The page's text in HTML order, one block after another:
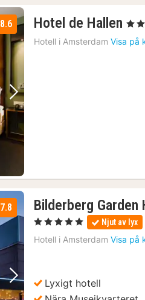
Nästa bild
8.6 Hotel de Hallen 1
, 4
Hotell i Amsterdam Visa på
Nästa bild
7.8 Bilderberg
, 5 Stjärnor Njut av lyx
Hotell i Amsterdam Visa på
Lyxigt hotell